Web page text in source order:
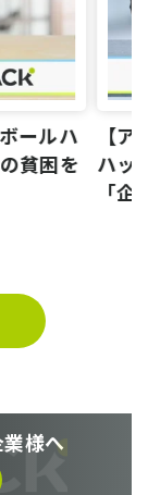
ールハ
貧困を
【
ハッ
「
様へ